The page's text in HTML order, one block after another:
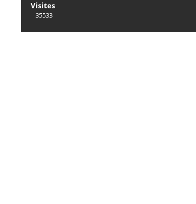
Visites
35533